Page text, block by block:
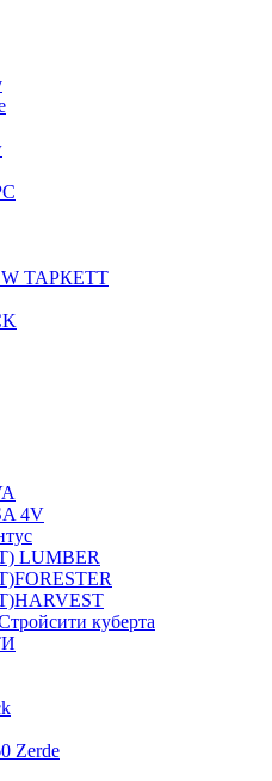
ТАРКЕТТ
4V
LUMBER
куберта
Zerde